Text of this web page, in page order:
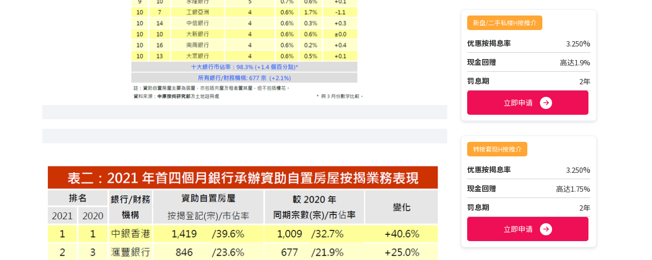
新盘/二手私楼H按推介
优惠按揭息率 3.250%
现金回赠
高达1.9%
罚息期
2年
立即申请
转按套现H按推介
优惠按揭息率 3.250%
现金回赠
高达1.75%
罚息期
2年
立即申请